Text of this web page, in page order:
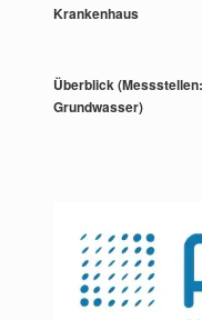
Krankenhaus
Überblick
Grundwasser)